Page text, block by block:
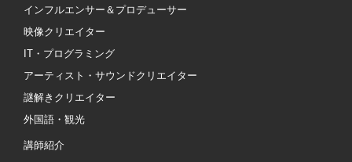
インフルエンサー＆プロデューサー
映像クリエイター
IT・プログラミング
アーティスト・サウンドクリエイター
謎解きクリエイター
外国語・観光
講師紹介